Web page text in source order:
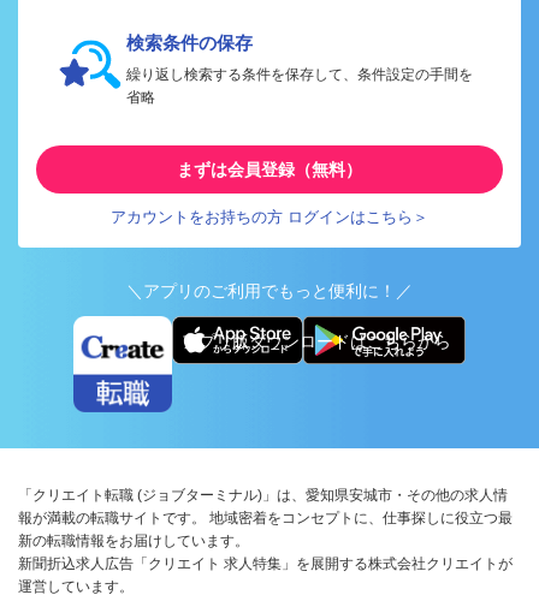
検索条件の保存
繰り返し検索する条件を保存して、条件設定の手間を
省略
まずは会員登録（無料）
アカウントをお持ちの方 ログインはこちら＞
＼アプリのご利用でもっと便利に！／
アプリ版ダウンロードはこちらから
「クリエイト転職 (ジョブターミナル)」は、愛知県安城市・その他の求人情
報が満載の転職サイトです。 地域密着をコンセプトに、仕事探しに役立つ最
新の転職情報をお届けしています。
新聞折込求人広告「クリエイト 求人特集」を展開する株式会社クリエイトが
運営しています。